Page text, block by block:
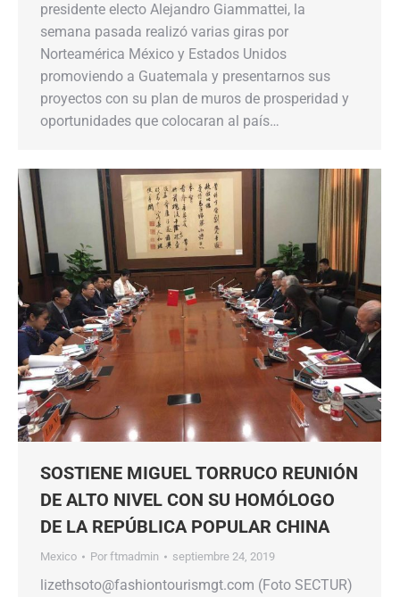
presidente electo Alejandro Giammattei, la
semana pasada realizó varias giras por
Norteamérica México y Estados Unidos
promoviendo a Guatemala y presentarnos sus
proyectos con su plan de muros de prosperidad y
oportunidades que colocaran al país…
SOSTIENE MIGUEL TORRUCO REUNIÓN
DE ALTO NIVEL CON SU HOMÓLOGO
DE LA REPÚBLICA POPULAR CHINA
Mexico Por ftmadmin septiembre 24, 2019
lizethsoto@fashiontourismgt.com (Foto SECTUR)